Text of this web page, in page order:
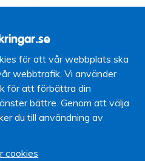
för att vår webbplats ska
webbtrafik. Vi använder
för att förbättra din
bättre. Genom att välja
du till användning av
cookies
Colette - 1873-
varietéartist,
slaget... Livsnjutare.
satts upp på Broadway
Kvantitet kontra
att faktiskt leva ett
ingen vill bli gammal.